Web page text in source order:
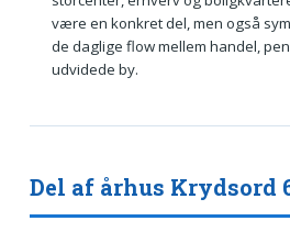
være en konkret del, men også
de daglige flow mellem handel,
udvidede by.
Del af århus Krydsord